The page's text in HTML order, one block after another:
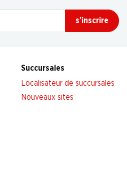
s’inscrire
Succursales
Localisateur de succursales
Nouveaux sites